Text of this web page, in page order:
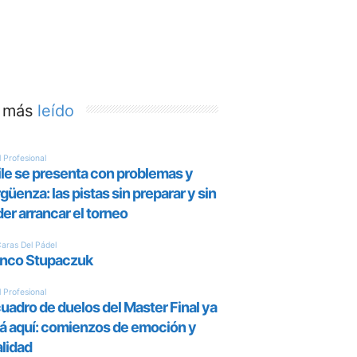
leído